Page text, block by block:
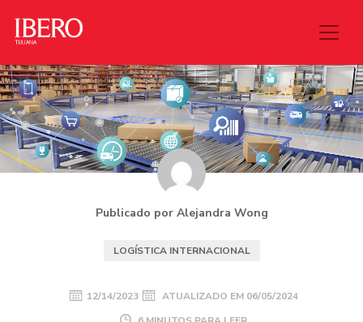
Publicado por Alejandra Wong
LOGÍSTICA INTERNACIONAL
12/14/2023 ATUALIZADO EM 06/05/2024